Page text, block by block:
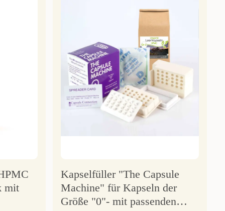
mit
Kapselfüller "The Capsule
Machine" für Kapseln der
Größe "0"- mit passenden